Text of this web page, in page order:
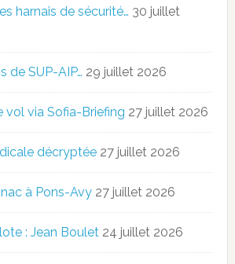
harnais de sécurité… 30 juillet
de SUP-AIP… 29 juillet 2026
vol via Sofia-Briefing 27 juillet 2026
décryptée 27 juillet 2026
à Pons-Avy 27 juillet 2026
: Jean Boulet 24 juillet 2026